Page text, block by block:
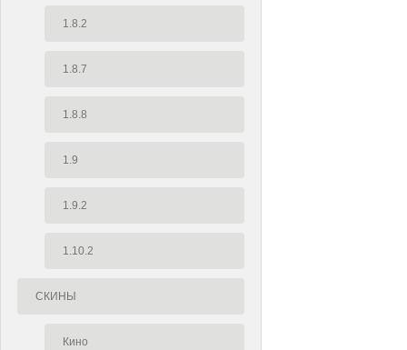
1.8.2
1.8.7
1.8.8
1.9
1.9.2
1.10.2
СКИНЫ
Кино